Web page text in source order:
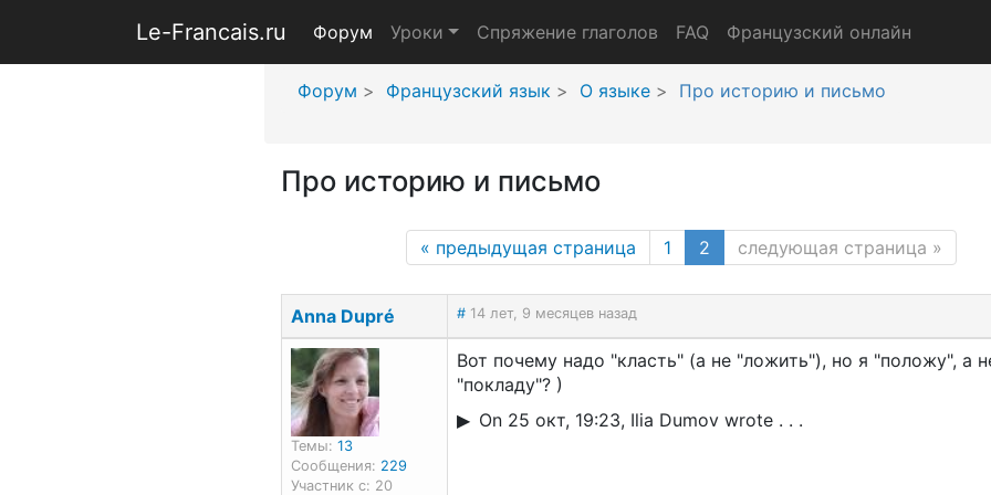
Le-Francais.ru Форум Уроки Спряжение глаголов FAQ Французский онлайн
Форум Французский язык О языке Про историю и письмо
Про историю и письмо
« предыдущая страница 1 2 (current page)
следующая страница »
Anna Dupré # 14 лет, 9 месяцев назад
Темы: 13
Сообщения: 229
Участник с: 20
Вот почему надо "класть" (а не "ложить"), но я "положу", а
"покладу"? )
On 25 окт, 19:23, Ilia Dumov wrote . . .